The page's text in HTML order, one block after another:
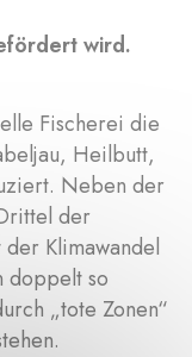
wird.
Fischerei die
Heilbutt,
Neben der
der
Klimawandel
doppelt so
„tote Zonen“